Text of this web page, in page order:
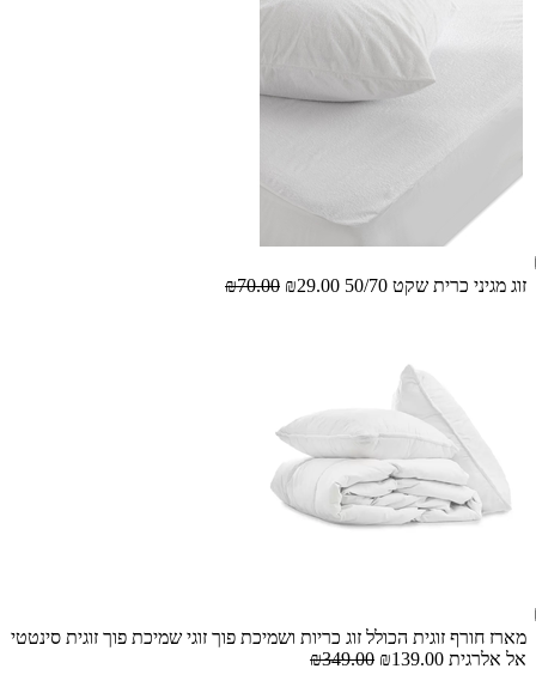
זוג מגיני כרית שקט 50/70 ₪29.00
₪70.00
מארז חורף זוגית הכולל זוג כריות ושמיכת פוך זוגי שמיכת פוך זוגית סינטטי
אל אלרגית ₪139.00
₪349.00